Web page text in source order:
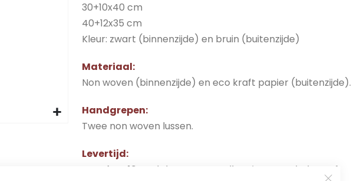
30+10x40 cm
40+12x35 cm
Kleur: zwart (binnenzijde) en bruin (buitenzijde)
Materiaal:
Non woven (binnenzijde) en eco kraft papier (buitenzijde).
Handgrepen:
Twee non woven lussen.
Levertijd:
Vanaf ca. 10 werkdagen na goedkeuring PDF-drukproef.